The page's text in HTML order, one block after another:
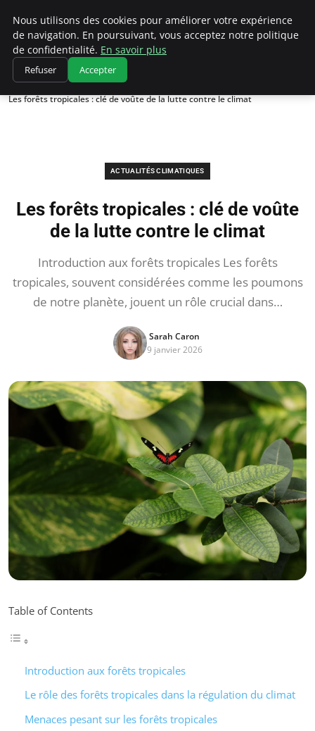
Climatedebtagents
Accueil
Actualités Climatiques
Les forêts tropicales : clé de voûte de la lutte contre le climat
ACTUALITÉS CLIMATIQUES
Les forêts tropicales : clé de voûte
de la lutte contre le climat
Introduction aux forêts tropicales Les forêts
tropicales, souvent considérées comme les poumons
de notre planète, jouent un rôle crucial dans…
Sarah Caron
9 janvier 2026
Table of Contents
Introduction aux forêts tropicales
Le rôle des forêts tropicales dans la régulation du climat
Menaces pesant sur les forêts tropicales
Nous utilisons des cookies pour améliorer votre expérience
de navigation. En poursuivant, vous acceptez notre politique
de confidentialité. En savoir plus
Refuser Accepter